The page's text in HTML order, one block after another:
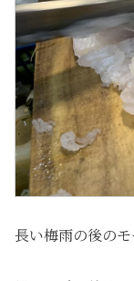
長い梅雨の後のモ